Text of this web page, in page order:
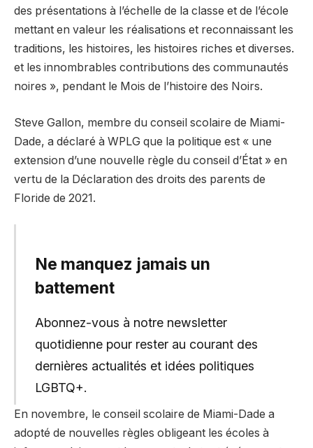
des présentations à l’échelle de la classe et de l’école
mettant en valeur les réalisations et reconnaissant les
traditions, les histoires, les histoires riches et diverses.
et les innombrables contributions des communautés
noires », pendant le Mois de l’histoire des Noirs.
Steve Gallon, membre du conseil scolaire de Miami-
Dade, a déclaré à WPLG que la politique est « une
extension d’une nouvelle règle du conseil d’État » en
vertu de la Déclaration des droits des parents de
Floride de 2021.
Ne manquez jamais un
battement
Abonnez-vous à notre newsletter
quotidienne pour rester au courant des
dernières actualités et idées politiques
LGBTQ+.
En novembre, le conseil scolaire de Miami-Dade a
adopté de nouvelles règles obligeant les écoles à